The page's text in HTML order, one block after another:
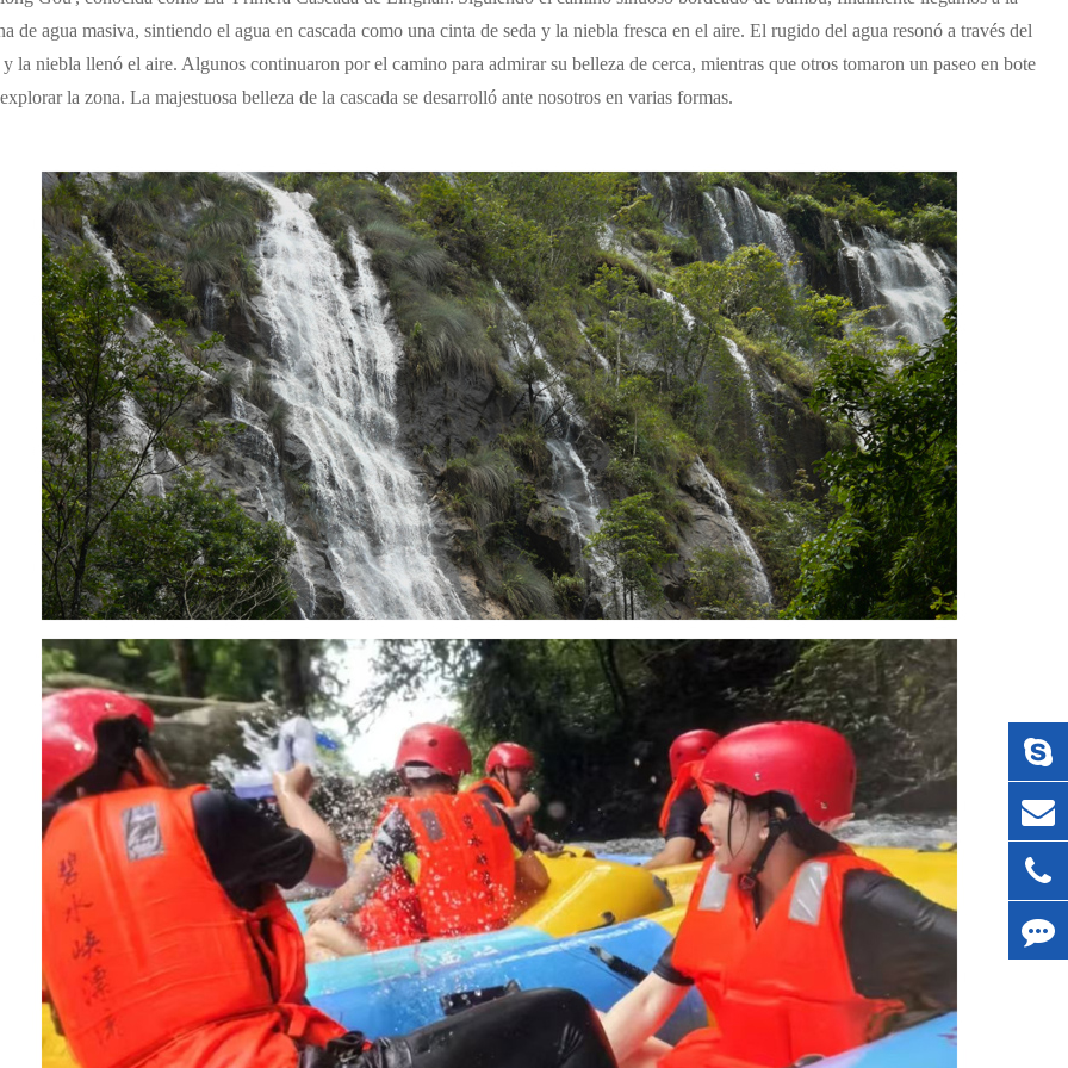
de agua masiva, sintiendo el agua en cascada como una cinta de seda y la niebla fresca en el aire. El rugido del agua resonó a través del
la niebla llenó el aire. Algunos continuaron por el camino para admirar su belleza de cerca, mientras que otros tomaron un paseo en bote
la zona. La majestuosa belleza de la cascada se desarrolló ante nosotros en varias formas.